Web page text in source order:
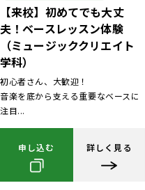
【来校】初めてでも大丈
夫！ベースレッスン体験
（ミュージッククリエイト
学科）
初心者さん、大歓迎！
音楽を底から支える重要なベースに
注目...
申し込む 詳しく見る